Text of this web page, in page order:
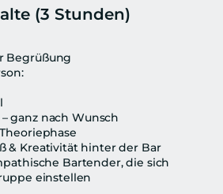
(3 Stunden)
Begrüßung
ganz nach Wunsch
& Kreativität hinter der Bar
Bartender, die sich
einstellen